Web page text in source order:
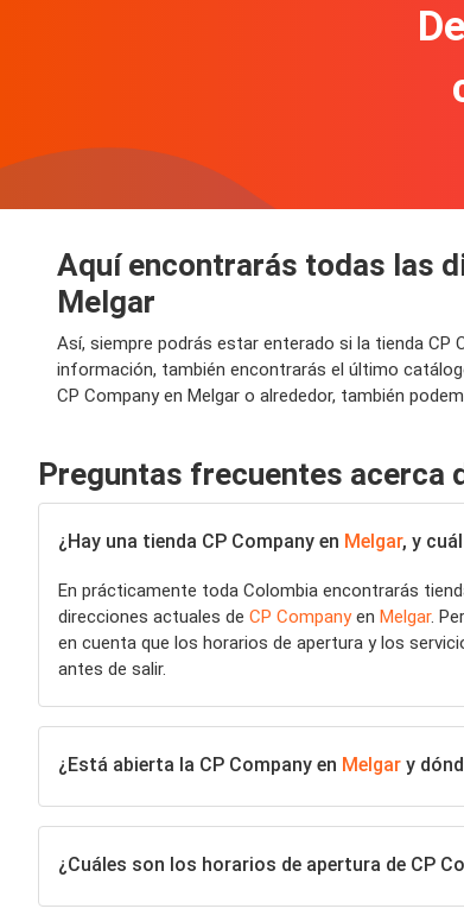
Aquí encontrarás todas las
Melgar
Así, siempre podrás estar enterado si la tienda
información, también encontrarás el último
CP Company en Melgar o alrededor, también
Preguntas frecuentes acerca
¿Hay una tienda CP Company en Melgar, y
En prácticamente toda Colombia encontrarás
direcciones actuales de CP Companyen Melgar.
en cuenta que los horarios de apertura y los
antes de salir.
¿Está abierta la CP Company en Melgar y
¿Cuáles son los horarios de apertura de CP